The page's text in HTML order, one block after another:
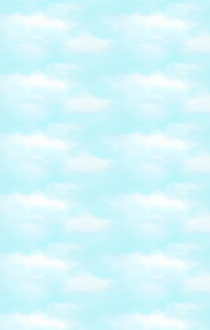
ระยอง ทะเลตอนเช้า 4
ไปชอปปิ้ง ลาว(เลย-ท่าลี่-ลาว)
ที่พักปากช่อง โคราช2
ครงการครูบ้านนอก
10 วัดดอยสุเทพ ทุ่งสแลงหลวง
5 เวียงแก่น ภูชี้ฟ้า
7 อุทยานแห่งชาติขุนแจ
3 น้ำพุร้อน วัดร่องขุ่น
2 พระพุทธชินราช พระธาตุลำปางหลวง
1 น้ำหนาว เขาค้อ เพรชบูรณ์
ทะเลหมอก ภูพานน้อย หนองบัวลำภู
พ อ่างเก็บน้ำห้วยไร่ หนองบัวลำภู
งานExpro
น้ำผุดทับลาว ชัยภูมิ
ตัวเมืองขอนแก่น